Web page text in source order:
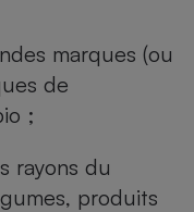
marques (ou
de
;
rayons du
produits